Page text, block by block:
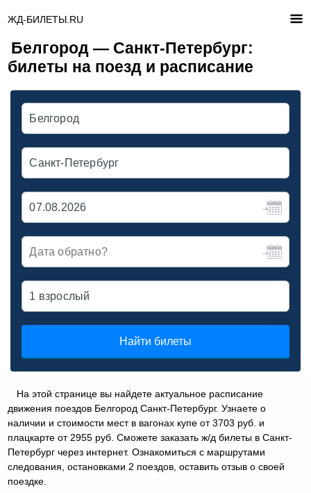
ЖД-БИЛЕТЫ.RU
Белгород — Санкт-Петербург:
билеты на поезд и расписание
Найти билеты
На этой странице вы найдете актуальное расписание
движения поездов Белгород Санкт-Петербург. Узнаете о
наличии и стоимости мест в вагонах купе от 3703 руб. и
плацкарте от 2955 руб. Сможете заказать ж/д билеты в Санкт-
Петербург через интернет. Ознакомиться с маршрутами
следования, остановками 2 поездов, оставить отзыв о своей
поездке.